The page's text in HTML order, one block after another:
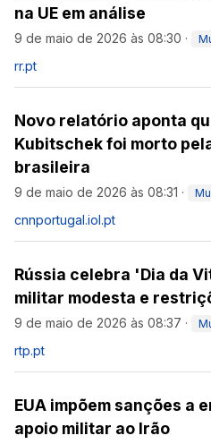
na UE em análise
9 de maio de 2026 às 08:30 ·
rr.pt
Novo relatório aponta
Kubitschek foi morto
brasileira
9 de maio de 2026 às 08:31 ·
cnnportugal.iol.pt
Rússia celebra 'Dia da
militar modesta e
9 de maio de 2026 às 08:37 ·
rtp.pt
EUA impõem sanções a
apoio militar ao Irão